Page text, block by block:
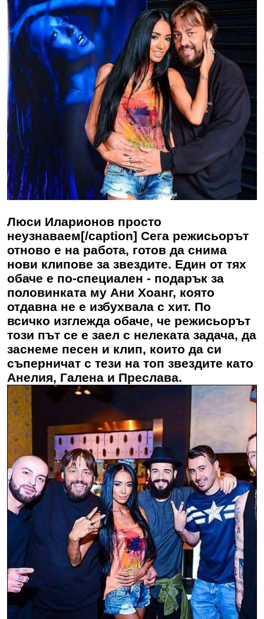
Люси Иларионов просто
неузнаваем[/caption] Сега режисьорът
отново е на работа, готов да снима
нови клипове за звездите. Един от тях
обаче е по-специален - подарък за
половинката му Ани Хоанг, която
отдавна не е избухвала с хит. По
всичко изглежда обаче, че режисьорът
този път се е заел с нелеката задача, да
заснеме песен и клип, които да си
съперничат с тези на топ звездите като
Анелия, Галена и Преслава.